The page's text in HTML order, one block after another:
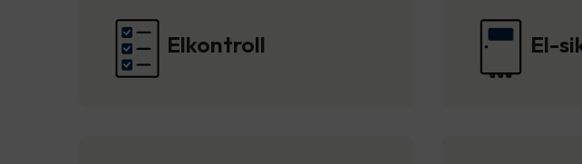
Elkontroll El-